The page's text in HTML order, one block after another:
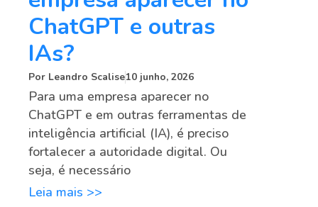
ChatGPT e outras
IAs?
Por Leandro Scalise10 junho, 2026
Para uma empresa aparecer no
ChatGPT e em outras ferramentas de
inteligência artificial (IA), é preciso
fortalecer a autoridade digital. Ou
seja, é necessário
Leia mais >>